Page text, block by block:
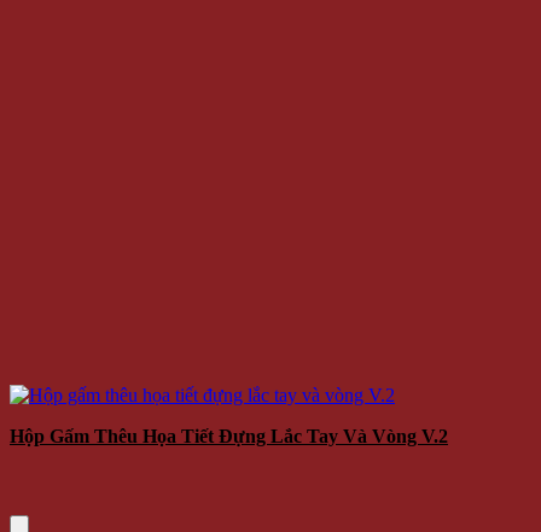
Hộp Gấm Thêu Họa Tiết Đựng Lắc Tay Và Vòng V.2